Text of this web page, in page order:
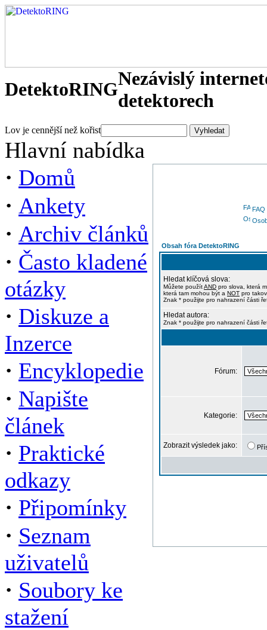
DetektoRINGNezávislý
detektorech
Lov je cennější než kořist
Hlavní nabídka
· Domů
· Ankety
· Archiv článků
· Často kladené
otázky
· Diskuze a
Inzerce
· Encyklopedie
· Napište
článek
· Praktické
odkazy
· Připomínky
· Seznam
uživatelů
· Soubory ke
stažení
FAQ
Obsah fóra DetektoRING
Hledat klíčová slova:
Můžete použítAND pro slova, která
která tam mohou být a NOT pro
Znak * použijte pro nahrazení části
Hledat autora:
Znak * použijte pro nahrazení části
Fórum:
Kategorie:
Zobrazit výsledek jako: